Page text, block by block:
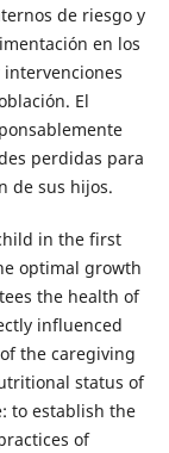
de riesgo y
en los
El
perdidas para
de sus hijos.
in the first
optimal growth
the health of
influenced
the caregiving
status of
to establish the
of